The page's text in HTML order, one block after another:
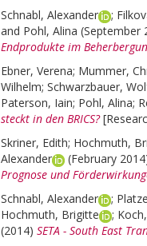
Schnabl, Alexander
;
and Pohl, Alina (September
Endprodukte im
Ebner, Verena; Mummer,
Wilhelm; Schwarzbauer,
Paterson, Iain; Pohl, Alina;
steckt in den BRICS?
Skriner, Edith; Hochmuth,
Alexander
(February
Prognose und
Schnabl, Alexander
;
Hochmuth, Brigitte
;
(2014) SETA - South East